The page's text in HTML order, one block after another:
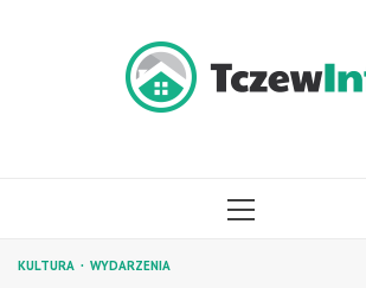
PRIMARY
KULTURA WYDARZENIA